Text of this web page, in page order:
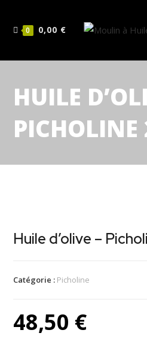
0 0,00 €
HUILE
PICHOLINE
Huile d’olive –
Catégorie : Picholine
48,50 €